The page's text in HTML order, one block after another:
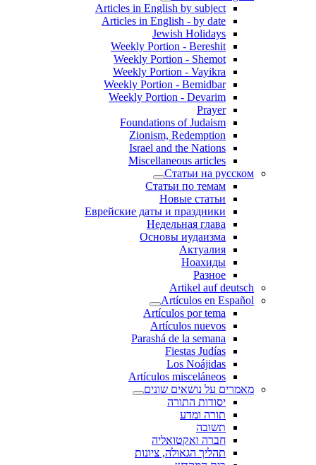
Articles in English by subject
Articles in English - by date
Jewish Holidays
Weekly Portion - Bereshit
Weekly Portion - Shemot
Weekly Portion - Vayikra
Weekly Portion - Bemidbar
Weekly Portion - Devarim
Prayer
Foundations of Judaism
Zionism, Redemption
Israel and the Nations
Miscellaneous articles
Статьи на русском
Статьи по темам
Новые статьи
Еврейские даты и праздники
Недельная глава
Основы иудаизма
Актуалия
Ноахиды
Разное
Artikel auf deutsch
Artículos en Español
Artículos por tema
Artículos nuevos
Parashá de la semana
Fiestas Judías
Los Noájidas
Artículos misceláneos
מאמרים על נושאים שונים
יסודות התורה
תורה ומדע
תשובה
חברה ואקטואליה
תהליך הגאולה, ציונות